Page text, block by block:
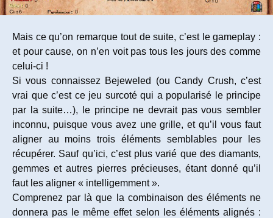
Mais ce qu’on remarque tout de suite, c’est le gameplay :
et pour cause, on n’en voit pas tous les jours des comme
celui-ci !
Si vous connaissez Bejeweled (ou Candy Crush, c’est
vrai que c’est ce jeu surcoté qui a popularisé le principe
par la suite…), le principe ne devrait pas vous sembler
inconnu, puisque vous avez une grille, et qu’il vous faut
aligner au moins trois éléments semblables pour les
récupérer. Sauf qu’ici, c’est plus varié que des diamants,
gemmes et autres pierres précieuses, étant donné qu’il
faut les aligner « intelligemment ».
Comprenez par là que la combinaison des éléments ne
donnera pas le même effet selon les éléments alignés :